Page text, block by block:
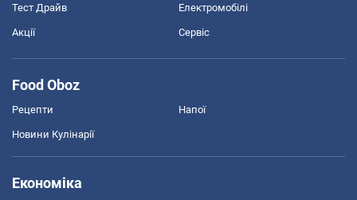
Тест Драйв Електромобілі
Акції Сервіс
Food Oboz
Рецепти Напої
Новини Кулінарії
Економіка